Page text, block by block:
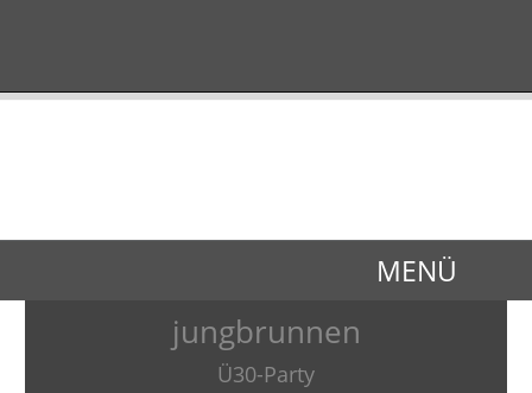
MENÜ
jungbrunnen
Ü30-Party